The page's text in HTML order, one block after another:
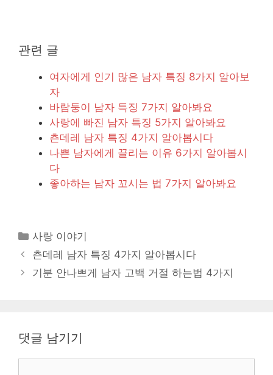
관련 글
여자에게 인기 많은 남자 특징 8가지 알아보
자
바람둥이 남자 특징 7가지 알아봐요
사랑에 빠진 남자 특징 5가지 알아봐요
츤데레 남자 특징 4가지 알아봅시다
나쁜 남자에게 끌리는 이유 6가지 알아봅시
다
좋아하는 남자 꼬시는 법 7가지 알아봐요
카
테
리
사랑 이야기
츤데레 남자 특징 4가지 알아봅시다
기분 안나쁘게 남자 고백 거절 하는법 4가지
댓글 남기기